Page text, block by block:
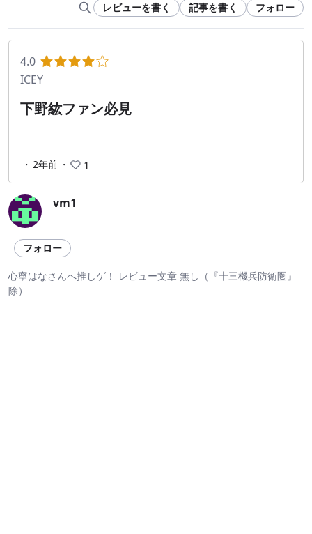
レビューを書く 記事を書く フォロー
4.0
ICEY
下野紘ファン必見
・ 2年前 ・ 1
vm1
フォロー
心寧はなさんへ推しゲ！ レビュー文章 無し（『十三機兵防衛圏』
除）